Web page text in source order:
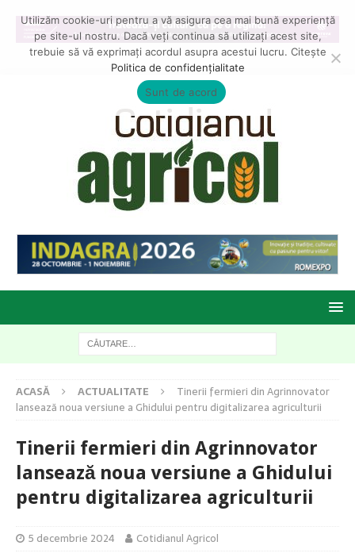
ACASĂ ACTUALITATE
Tinerii fermieri din Agrinnovator
lansează noua versiune a Ghidului pentru digitalizarea agriculturii
Tinerii fermieri din Agrinnovator
lansează noua versiune a Ghidului
pentru digitalizarea agriculturii
5 decembrie 2024 Cotidianul Agricol
Utilizăm cookie-uri pentru a vă asigura cea mai bună experiență
pe site-ul nostru. Dacă veți continua să utilizați acest site,
trebuie să vă exprimați acordul asupra acestui lucru. Citește
Politica de confidențialitate
Sunt de acord